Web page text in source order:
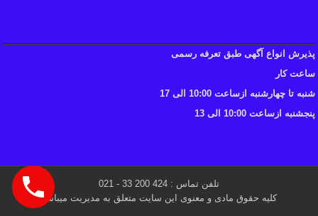
پذیرش انواع آگهی طبق تعرفه رسمی
ساعت کار
شنبه تا چهارشنبه ازساعت 10:00 الی 17
پنجشنبه ازساعت 10:00 الی 13
تلفن تماس : 424 200 33 - 021
کلیه حقوق مادی و معنوی این سایت متعلق به مدیریت میباشد